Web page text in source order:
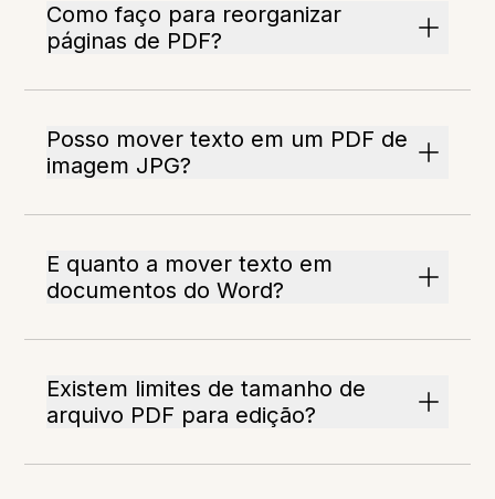
Como faço para reorganizar
páginas de PDF?
Posso mover texto em um PDF de
imagem JPG?
E quanto a mover texto em
documentos do Word?
Existem limites de tamanho de
arquivo PDF para edição?